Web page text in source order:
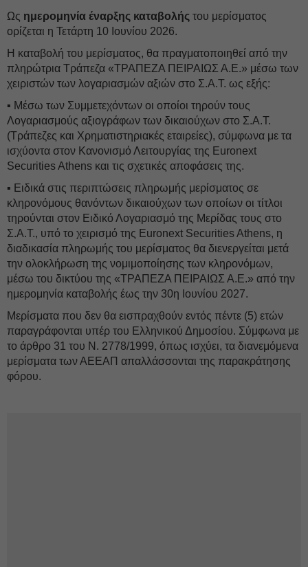
Ως ημερομηνία έναρξης καταβολής του μερίσματος
ορίζεται η Τετάρτη 10 Ιουνίου 2026.
Η καταβολή του μερίσματος, θα πραγματοποιηθεί από την
πληρώτρια Τράπεζα «ΤΡΑΠΕΖΑ ΠΕΙΡΑΙΩΣ Α.Ε.» μέσω των
χειριστών των λογαριασμών αξιών στο Σ.Α.Τ. ως εξής:
▪ Μέσω των Συμμετεχόντων οι οποίοι τηρούν τους
Λογαριασμούς αξιογράφων των δικαιούχων στο Σ.Α.Τ.
(Τράπεζες και Χρηματιστηριακές εταιρείες), σύμφωνα με τα
ισχύοντα στον Κανονισμό Λειτουργίας της Euronext
Securities Athens και τις σχετικές αποφάσεις της.
▪ Ειδικά στις περιπτώσεις πληρωμής μερίσματος σε
κληρονόμους θανόντων δικαιούχων των οποίων οι τίτλοι
τηρούνται στον Ειδικό Λογαριασμό της Μερίδας τους στο
Σ.Α.Τ., υπό το χειρισμό της Euronext Securities Athens, η
διαδικασία πληρωμής του μερίσματος θα διενεργείται μετά
την ολοκλήρωση της νομιμοποίησης των κληρονόμων,
μέσω του δικτύου της «ΤΡΑΠΕΖΑ ΠΕΙΡΑΙΩΣ Α.Ε.» από την
ημερομηνία καταβολής έως την 30η Ιουνίου 2027.
Μερίσματα που δεν θα εισπραχθούν εντός πέντε (5) ετών
παραγράφονται υπέρ του Ελληνικού Δημοσίου. Σύμφωνα με
το άρθρο 31 του Ν. 2778/1999, όπως ισχύει, τα διανεμόμενα
μερίσματα των ΑΕΕΑΠ απαλλάσσονται της παρακράτησης
φόρου.